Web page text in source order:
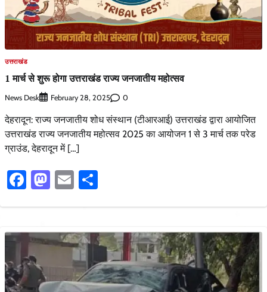
उत्तराखंड
1 मार्च से शुरू होगा उत्तराखंड राज्य जनजातीय महोत्सव
News Desk February 28, 2025 0
देहरादून: राज्य जनजातीय शोध संस्थान (टीआरआई) उत्तराखंड द्वारा आयोजित
उत्तराखंड राज्य जनजातीय महोत्सव 2025 का आयोजन 1 से 3 मार्च तक परेड
ग्राउंड, देहरादून में […]
Facebook
Mastodon
Email